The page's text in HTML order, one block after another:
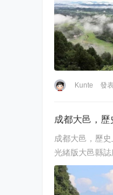
Kunte 發
成都大邑，
成都大邑，歷史上的望軍樓 陳樹文 行腳三國 1月16日 大邑乾隆版縣志成書於一七四九年。 該志古蹟條載：